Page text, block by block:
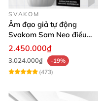
SVAKOM
Âm đạo giả tự động
Svakom Sam Neo điều
khiển app webcam cao cấp
2.450.000₫
3.024.000₫
-19%
(473)